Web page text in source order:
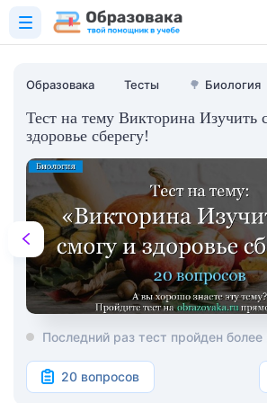
Образовака Тесты 🌳 Биология
Тест на тему Викторина Изучить
здоровье сберегу!
Последний раз тест пройден более
20 вопросов